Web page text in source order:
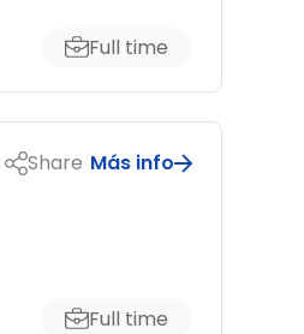
Full time
Share Más info
Full time